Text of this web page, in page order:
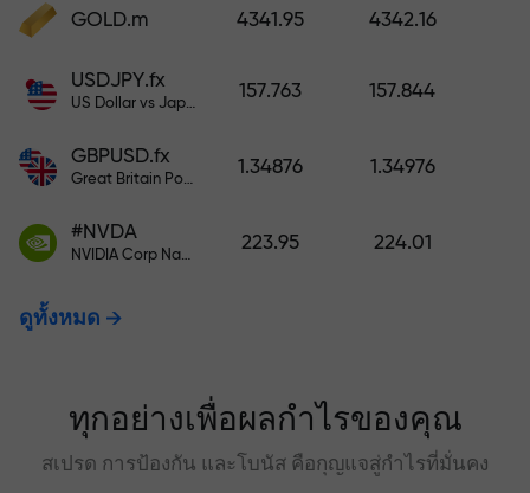
GOLD.m 4341.95 4342.16
USDJPY.fx
US Dollar vs Japanese Yen
157.763 157.844
GBPUSD.fx
Great Britain Pound vs US Dollar
1.34876 1.34976
#NVDA
NVIDIA Corp Nasdaq Stock Exchange (Nasdaq) USD
223.95 224.01
ดูทั้งหมด
ทุกอย่างเพื่อผลกำไรของคุณ
สเปรด การป้องกัน และโบนัส คือกุญแจสู่กำไรที่มั่นคง